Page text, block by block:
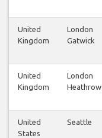
United
Kingdom
London
Gatwick
United
Kingdom
London
Heathrow
United
States
Seattle